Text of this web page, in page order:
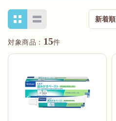
新着順
15件